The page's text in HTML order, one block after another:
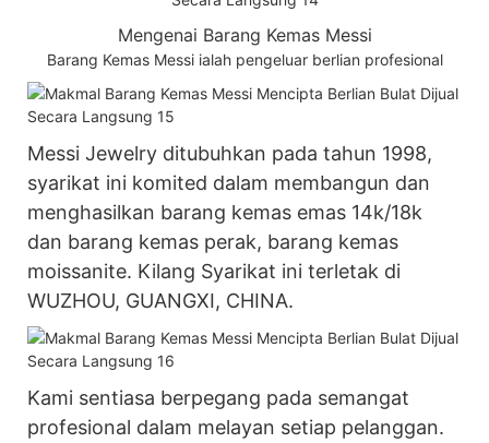
Mengenai Barang Kemas Messi
Barang Kemas Messi ialah pengeluar berlian profesional
Messi Jewelry ditubuhkan pada tahun 1998,
syarikat ini komited dalam membangun dan
menghasilkan barang kemas emas 14k/18k
dan barang kemas perak, barang kemas
moissanite. Kilang Syarikat ini terletak di
WUZHOU, GUANGXI, CHINA.
Kami sentiasa berpegang pada semangat
profesional dalam melayan setiap pelanggan.